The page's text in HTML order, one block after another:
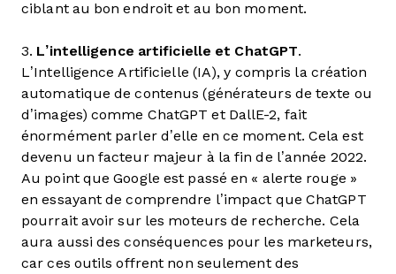
ciblant au bon endroit et au bon moment.
3. L’intelligence artificielle et ChatGPT.
L’Intelligence Artificielle (IA), y compris la création
automatique de contenus (générateurs de texte ou
d’images) comme ChatGPT et DallE-2, fait
énormément parler d’elle en ce moment. Cela est
devenu un facteur majeur à la fin de l’année 2022.
Au point que Google est passé en « alerte rouge »
en essayant de comprendre l’impact que ChatGPT
pourrait avoir sur les moteurs de recherche. Cela
aura aussi des conséquences pour les marketeurs,
car ces outils offrent non seulement des